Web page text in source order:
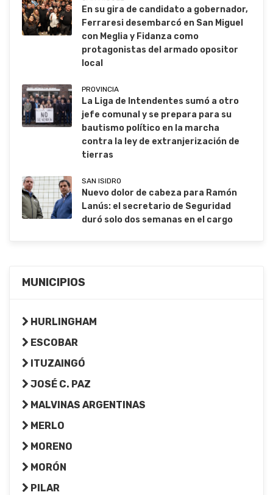
En su gira de candidato a gobernador,
Ferraresi desembarcó en San Miguel
con Meglia y Fidanza como
protagonistas del armado opositor
local
PROVINCIA
La Liga de Intendentes sumó a otro
jefe comunal y se prepara para su
bautismo político en la marcha
contra la ley de extranjerización de
tierras
SAN ISIDRO
Nuevo dolor de cabeza para Ramón
Lanús: el secretario de Seguridad
duró solo dos semanas en el cargo
MUNICIPIOS
HURLINGHAM
ESCOBAR
ITUZAINGÓ
JOSÉ C. PAZ
MALVINAS ARGENTINAS
MERLO
MORENO
MORÓN
PILAR